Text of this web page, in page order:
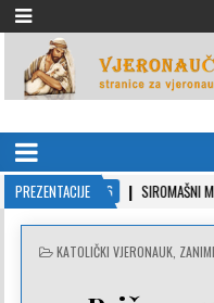
VJERONAUČNI
PREZENTACIJE
10-26 SIROMAŠNI MLADIĆ –
POSTED
KATOLIČKI VJERONAUK,